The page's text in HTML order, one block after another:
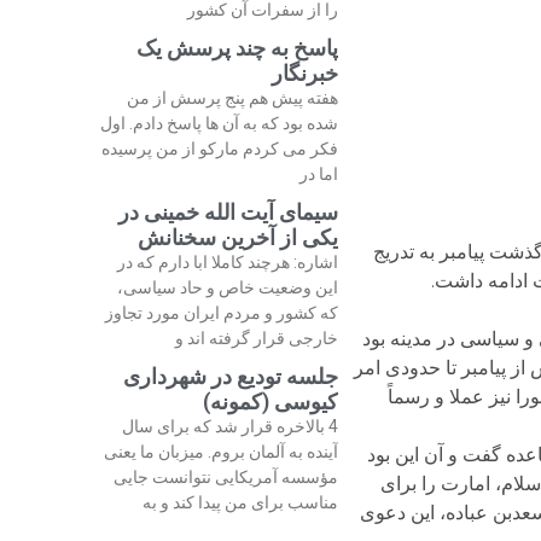
پیامبر به تدریج
ادامه داشت.
سیاسی در مدینه بود
پیامبر تا حدودی امر
نیز عملا و رسماً
گفت و آن این بود
امارت را برای
عباده، این دعوی
را از سفرات آن کشور
پاسخ به چند پرسش یک
خبرنگار
هفته پیش هم پنج پرسش از من
شده بود که به آن ها پاسخ دادم. اول
فکر می کردم مارکو از من پرسیده
اما در
سیمای آیت الله خمینی در
یکی از آخرین سخنانش
اشاره: هرچند کاملا ابا دارم که در
این وضعیت خاص و حاد سیاسی،
که کشور و مردم ایران مورد تجاوز
خارجی قرار گرفته اند و
جلسه تودیع در شهرداری
کیوسی (کمونه)
4 بالاخره قرار شد که برای سال
آینده به آلمان بروم. میزبان ما یعنی
مؤسسه آمریکایی نتوانست جایی
مناسب برای من پیدا کند و به